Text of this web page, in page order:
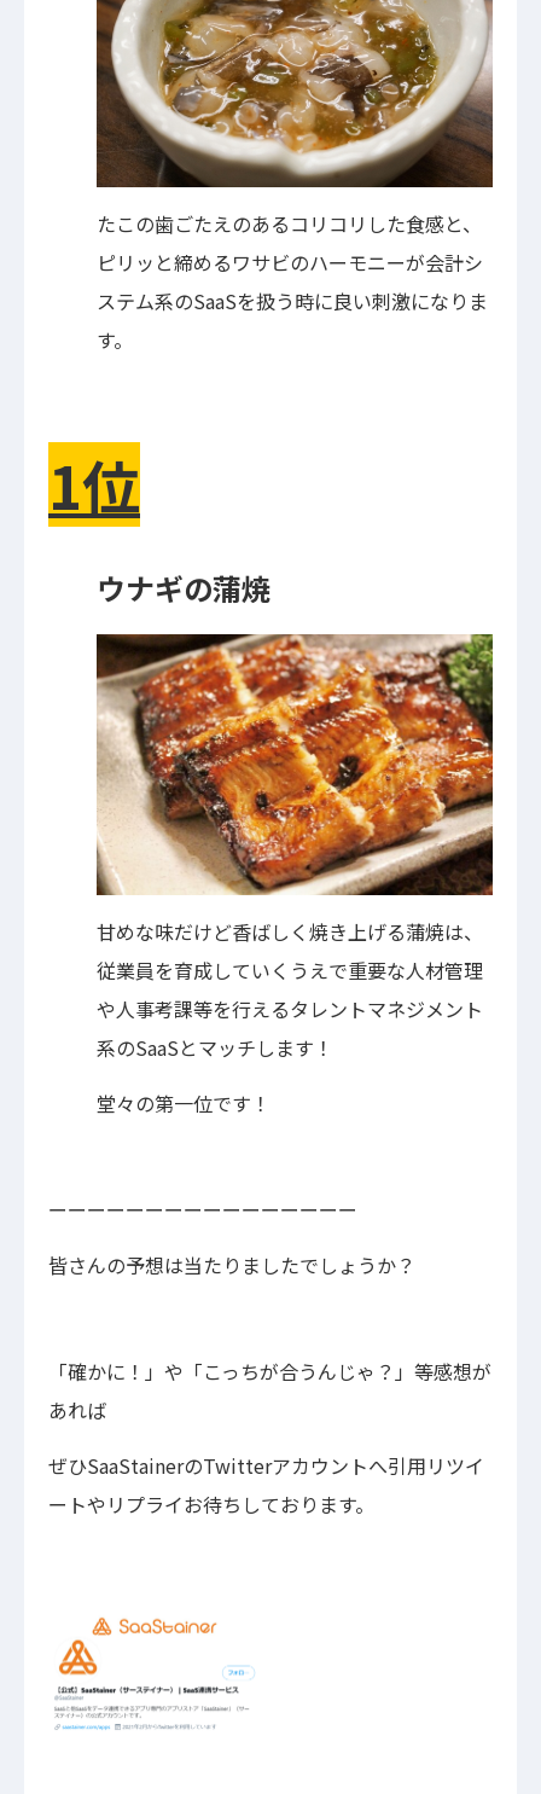
たこの歯ごたえのあるコリコリした食感と、
ピリッと締めるワサビのハーモニーが会計シ
ステム系のSaaSを扱う時に良い刺激になりま
す。
1位
ウナギの蒲焼
甘めな味だけど香ばしく焼き上げる蒲焼は、
従業員を育成していくうえで重要な人材管理
や人事考課等を行えるタレントマネジメント
系のSaaSとマッチします！
堂々の第一位です！
ーーーーーーーーーーーーーーーー
皆さんの予想は当たりましたでしょうか？
「確かに！」や「こっちが合うんじゃ？」等感想が
あれば
ぜひSaaStainerのTwitterアカウントへ引用リツイ
ートやリプライお待ちしております。